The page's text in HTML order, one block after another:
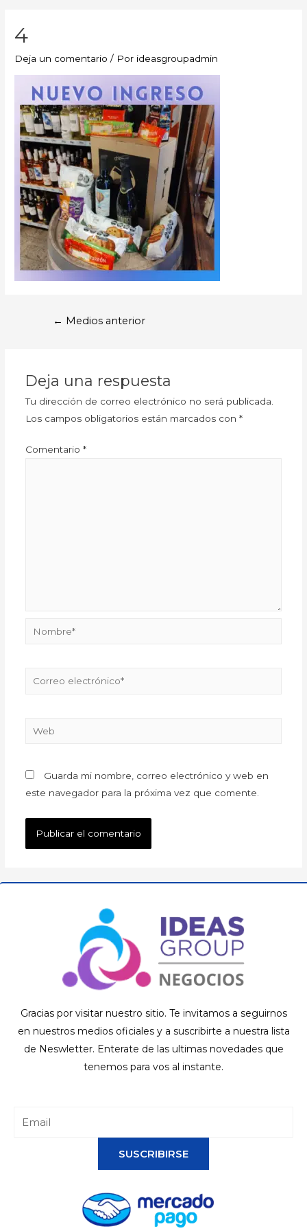
4
Deja un comentario / Por ideasgroupadmin
← Medios anterior
Deja una respuesta
Tu dirección de correo electrónico no será publicada.
Los campos obligatorios están marcados con *
Comentario *
Guarda mi nombre, correo electrónico y web en
este navegador para la próxima vez que comente.
Gracias por visitar nuestro sitio. Te invitamos a seguirnos
en nuestros medios oficiales y a suscribirte a nuestra lista
de Neswletter. Enterate de las ultimas novedades que
tenemos para vos al instante.
SUSCRIBIRSE